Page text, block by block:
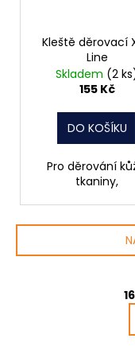
Kleště děrovací
Line
Skladem (2
155 Kč
DO KOŠÍKU
Pro děrování
tkaniny,